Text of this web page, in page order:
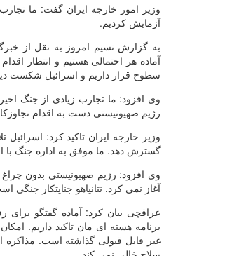
وزیر امور خارجه ایران گفت: ما
آزمایش کردیم.
به گزارش نسیم امروز به نقل از
آماده هر احتمالی هستیم و انتظار
سطوح قرار داریم و اسرائیل شکست
وی افزود: ما تجارب زیادی از جنگ
رژیم صهیونیستی دست به اقدام
وزیر خارجه ایران تاکید کرد:
گسترش دهد. ما موفق به اداره جنگ
وی افزود: رژیم صهیونیستی بدون
آغاز نمی کرد. نتانیاهو جنایتکار
عراقچی بیان کرد: آماده گفتگو برای
برنامه هسته ای مان تاکید داریم.
غیر قابل قبولی گذاشته است. مذاکره